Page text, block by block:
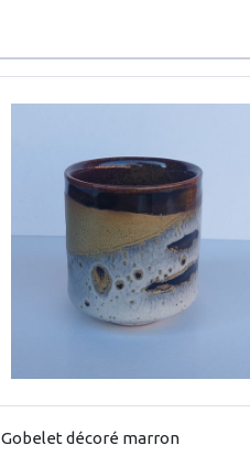
Gobelet décoré marron